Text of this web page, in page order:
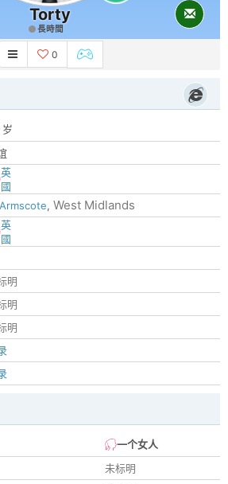
Torty
長時間
0
英
國
Armscote, West Midlands
英
國
明
明
明
一个女人
未标明